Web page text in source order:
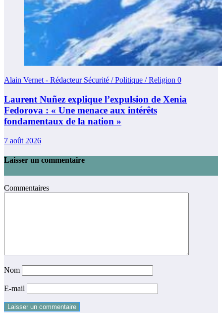
Alain Vernet - Rédacteur Sécurité / Politique / Religion 0
Laurent Nuñez explique l’expulsion de Xenia
Fedorova : « Une menace aux intérêts
fondamentaux de la nation »
7 août 2026
Laisser un commentaire
Commentaires
Nom
E-mail